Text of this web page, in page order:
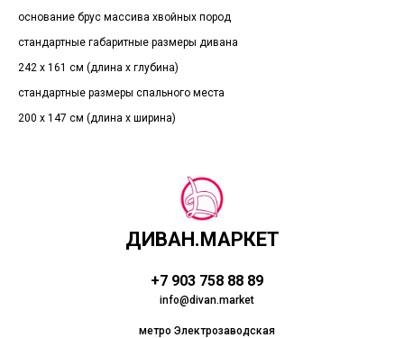
основание брус массива хвойных пород
стандартные габаритные размеры дивана
242 х 161 см (длина х глубина)
стандартные размеры спального места
200 х 147 см (длина х ширина)
ДИВАН.МАРКЕТ
+7 903 758 88 89
info@divan.market
метро Электрозаводская